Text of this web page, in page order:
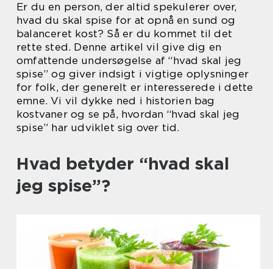
Er du en person, der altid spekulerer over,
hvad du skal spise for at opnå en sund og
balanceret kost? Så er du kommet til det
rette sted. Denne artikel vil give dig en
omfattende undersøgelse af “hvad skal jeg
spise” og giver indsigt i vigtige oplysninger
for folk, der generelt er interesserede i dette
emne. Vi vil dykke ned i historien bag
kostvaner og se på, hvordan “hvad skal jeg
spise” har udviklet sig over tid.
Hvad betyder “hvad skal
jeg spise”?